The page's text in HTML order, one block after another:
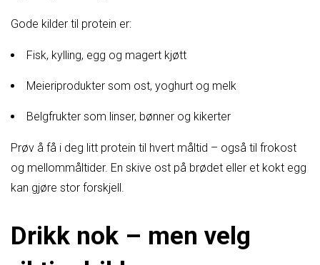
Gode kilder til protein er:
Fisk, kylling, egg og magert kjøtt
Meieriprodukter som ost, yoghurt og melk
Belgfrukter som linser, bønner og kikerter
Prøv å få i deg litt protein til hvert måltid – også til frokost
og mellommåltider. En skive ost på brødet eller et kokt egg
kan gjøre stor forskjell.
Drikk nok – men velg